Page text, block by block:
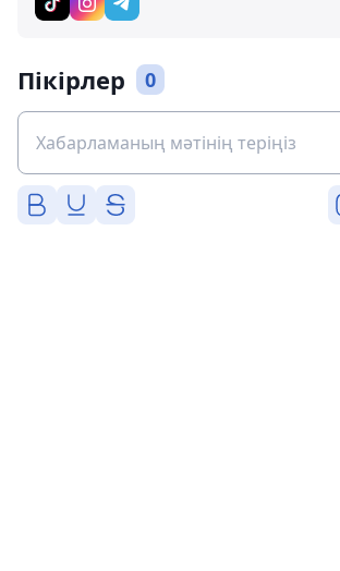
Пікірлер 0